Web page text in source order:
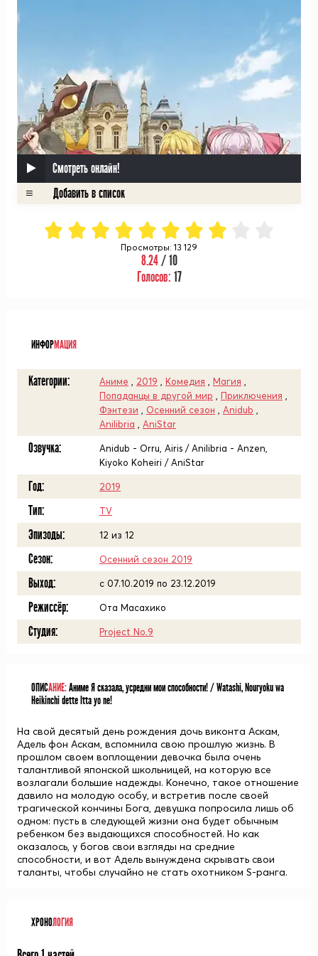
Смотреть онлайн!
Просмотры: 13 129
8.24/ 10
Голосов: 17
ИНФОРМАЦИЯ
Категории: Аниме 2019 Комедия Магия
Попаданцы в другой мир
Приключения
Фэнтези
Осенний сезон Anidub
Anilibria
AniStar
Озвучка:
Anidub - Orru, Airis / Anilibria - Anzen,
Kiyoko Koheiri / AniStar
Год: 2019
Тип: TV
Эпизоды: 12 из 12
Сезон: Осенний сезон 2019
Выход: c 07.10.2019 по 23.12.2019
Режиссёр: Ота Масахико
Студия: Project No.9
ОПИСАНИЕ:Аниме Я сказала, усредни мои способности! / Watashi, Nouryoku wa
Heikinchi dette Itta yo ne!
На свой десятый день рождения дочь виконта Аскам,
Адель фон Аскам, вспомнила свою прошлую жизнь. В
прошлом своем воплощении девочка была очень
талантливой японской школьницей, на которую все
возлагали большие надежды. Конечно, такое отношение
давило на молодую особу, и встретив после своей
трагической кончины Бога, девушка попросила лишь об
одном: пусть в следующей жизни она будет обычным
ребенком без выдающихся способностей. Но как
оказалось, у богов свои взгляды на средние
способности, и вот Адель вынуждена скрывать свои
таланты, чтобы случайно не стать охотником S-ранга.
ХРОНОЛОГИЯ